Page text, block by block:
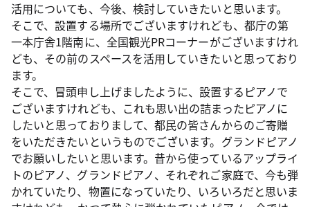
活用についても、今後、検討していきたいと思います。
そこで、設置する場所でございますけれども、都庁の第
一本庁舎1階南に、全国観光PRコーナーがございますけれ
ども、その前のスペースを活用していきたいと思っており
ます。
そこで、冒頭申し上げましたように、設置するピアノで
ございますけれども、これも思い出の詰まったピアノに
したいと思っておりまして、都民の皆さんからのご寄贈
をいただきたいというものでございます。グランドピアノ
でお願いしたいと思います。昔から使っているアップライ
トのピアノ、グランドピアノ、それぞれご家庭で、今も弾
かれていたり、物置になっていたり、いろいろだと思いま